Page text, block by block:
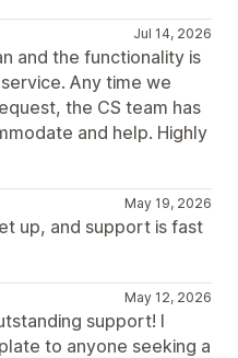
Jul 14, 2026
and the functionality is
Any time we
the CS team has
and help. Highly
May 19, 2026
up, and support is fast
May 12, 2026
support! I
to anyone seeking a